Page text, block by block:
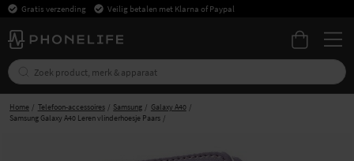
Gratis verzending Veilig betalen met Klarna of Paypal
Home Telefoon-accessoires Samsung
Galaxy A40
Samsung Galaxy A40 Leren vlinderhoesje Paars